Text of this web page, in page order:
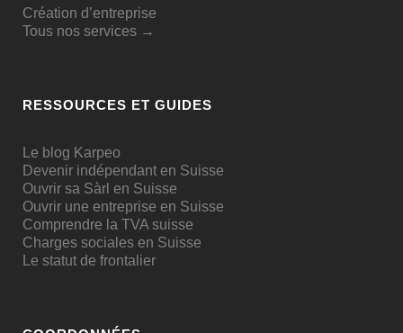
Création d’entreprise
Tous nos services →
RESSOURCES ET GUIDES
Le blog Karpeo
Devenir indépendant en Suisse
Ouvrir sa Sàrl en Suisse
Ouvrir une entreprise en Suisse
Comprendre la TVA suisse
Charges sociales en Suisse
Le statut de frontalier